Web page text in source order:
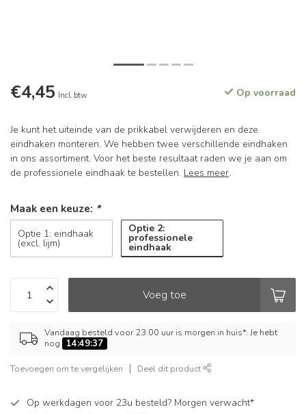
€4,45 Incl. btw Op voorraad
Je kunt het uiteinde van de prikkabel verwijderen en deze
eindhaken monteren. We hebben twee verschillende eindhaken
in ons assortiment. Voor het beste resultaat raden we je aan om
de professionele eindhaak te bestellen. Lees meer.
Maak een keuze: *
Optie 1: eindhaak
(excl. lijm)
Optie 2:
professionele
eindhaak
Voeg toe
Vandaag besteld voor 23.00 uur is morgen in huis*. Je hebt
nog
14:49:37
Toevoegen om te vergelijken Deel dit product
Op werkdagen voor 23u besteld? Morgen verwacht*